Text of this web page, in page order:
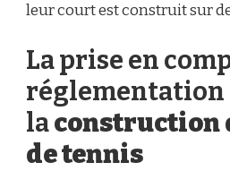
leur court est construit sur
La prise en
réglementation
laconstruction
de tennis